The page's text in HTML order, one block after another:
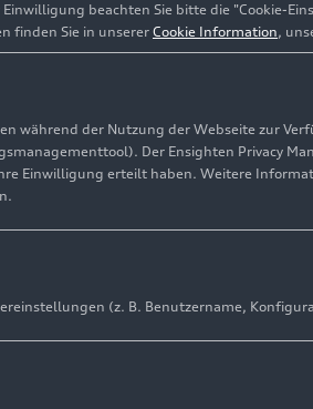
beachten Sie bitte die "Cookie-
finden Sie in unserer Cookie Information,
während der Nutzung der Webseite zur
Der Ensighten Privacy
Einwilligung erteilt haben. Weitere
(z. B. Benutzername,